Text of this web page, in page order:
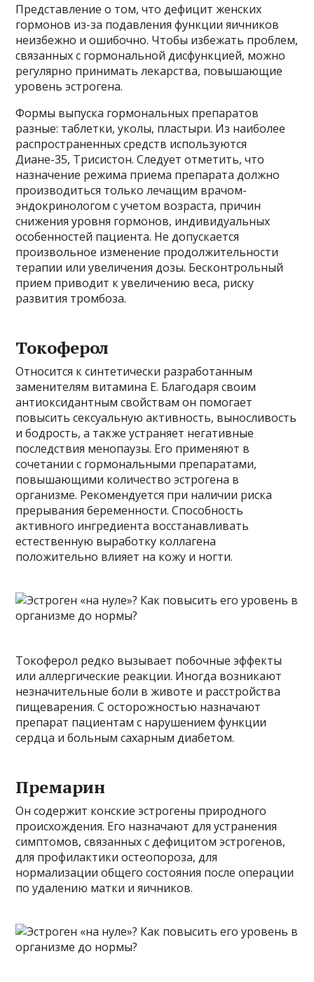
Представление о том, что дефицит женских
гормонов из-за подавления функции яичников
неизбежно и ошибочно. Чтобы избежать проблем,
связанных с гормональной дисфункцией, можно
регулярно принимать лекарства, повышающие
уровень эстрогена.
Формы выпуска гормональных препаратов
разные: таблетки, уколы, пластыри. Из наиболее
распространенных средств используются
Диане-35, Трисистон. Следует отметить, что
назначение режима приема препарата должно
производиться только лечащим врачом-
эндокринологом с учетом возраста, причин
снижения уровня гормонов, индивидуальных
особенностей пациента. Не допускается
произвольное изменение продолжительности
терапии или увеличения дозы. Бесконтрольный
прием приводит к увеличению веса, риску
развития тромбоза.
Токоферол
Относится к синтетически разработанным
заменителям витамина Е. Благодаря своим
антиоксидантным свойствам он помогает
повысить сексуальную активность, выносливость
и бодрость, а также устраняет негативные
последствия менопаузы. Его применяют в
сочетании с гормональными препаратами,
повышающими количество эстрогена в
организме. Рекомендуется при наличии риска
прерывания беременности. Способность
активного ингредиента восстанавливать
естественную выработку коллагена
положительно влияет на кожу и ногти.
Токоферол редко вызывает побочные эффекты
или аллергические реакции. Иногда возникают
незначительные боли в животе и расстройства
пищеварения. С осторожностью назначают
препарат пациентам с нарушением функции
сердца и больным сахарным диабетом.
Премарин
Он содержит конские эстрогены природного
происхождения. Его назначают для устранения
симптомов, связанных с дефицитом эстрогенов,
для профилактики остеопороза, для
нормализации общего состояния после операции
по удалению матки и яичников.